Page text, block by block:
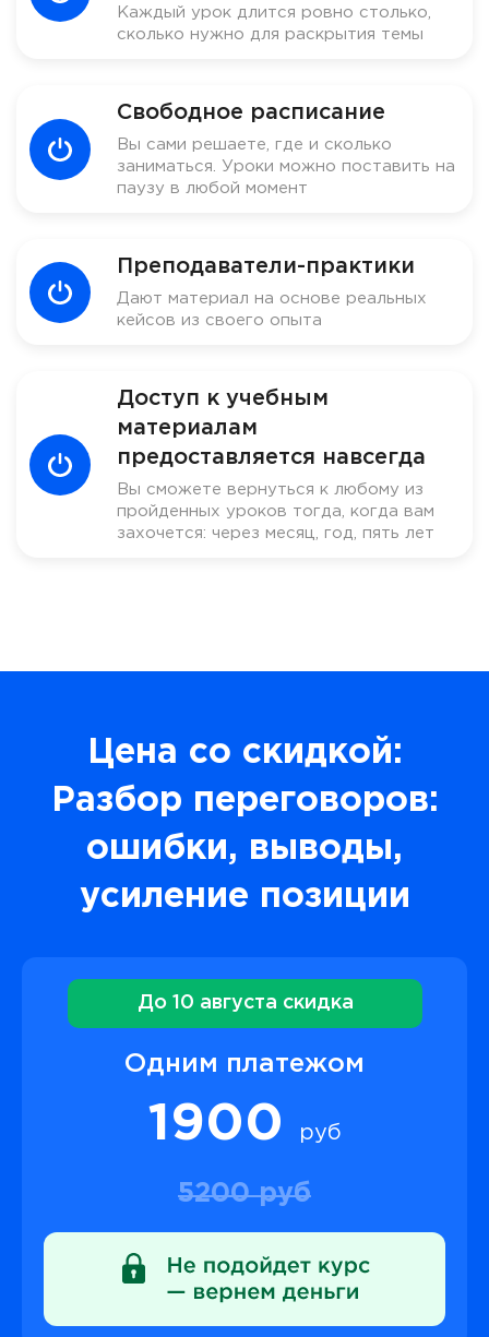
Каждый урок длится ровно столько,
сколько нужно для раскрытия темы
Свободное расписание
Вы сами решаете, где и сколько
заниматься. Уроки можно поставить на
паузу в любой момент
Преподаватели-практики
Дают материал на основе реальных
кейсов из своего опыта
Доступ к учебным
материалам
предоставляется навсегда
Вы сможете вернуться к любому из
пройденных уроков тогда, когда вам
захочется: через месяц, год, пять лет
Цена со скидкой:
Разбор переговоров:
ошибки, выводы,
усиление позиции
До 10 августа скидка
Одним платежом
1900 руб
5200 руб